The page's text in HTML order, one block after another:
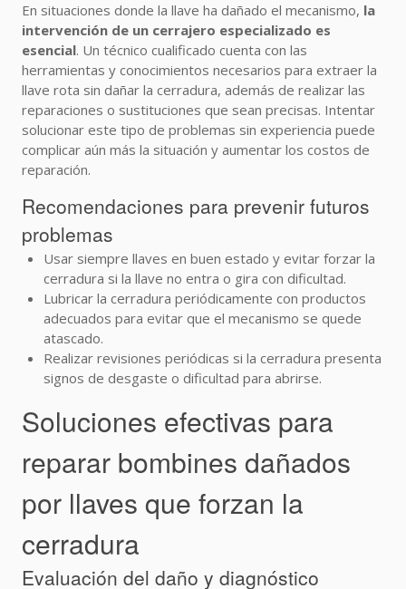
En situaciones donde la llave ha dañado el mecanismo, la
intervención de un cerrajero especializado es
esencial. Un técnico cualificado cuenta con las
herramientas y conocimientos necesarios para extraer la
llave rota sin dañar la cerradura, además de realizar las
reparaciones o sustituciones que sean precisas. Intentar
solucionar este tipo de problemas sin experiencia puede
complicar aún más la situación y aumentar los costos de
reparación.
Recomendaciones para prevenir futuros
problemas
Usar siempre llaves en buen estado y evitar forzar la
cerradura si la llave no entra o gira con dificultad.
Lubricar la cerradura periódicamente con productos
adecuados para evitar que el mecanismo se quede
atascado.
Realizar revisiones periódicas si la cerradura presenta
signos de desgaste o dificultad para abrirse.
Soluciones efectivas para
reparar bombines dañados
por llaves que forzan la
cerradura
Evaluación del daño y diagnóstico